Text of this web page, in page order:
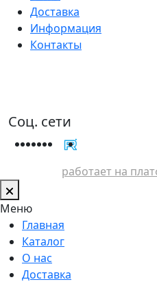
Доставка
Информация
Контакты
Соц. сети
работает на
Меню
Главная
Каталог
О нас
Доставка